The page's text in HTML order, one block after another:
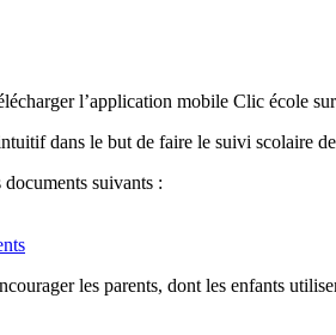
l’application mobile Clic école sur
dans le but de faire le suivi scolaire
suivants :
les parents, dont les enfants